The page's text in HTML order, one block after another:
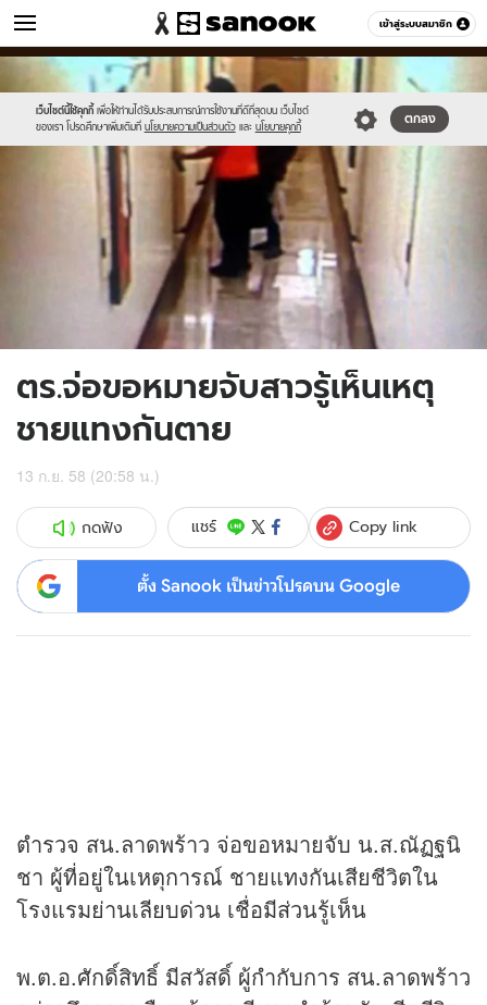
เข้าสู่ระบบสมาชิก
ข่าว หมวดอื่นๆ
เว็บไซต์นี้ใช้คุกกี้ เพื่อให้ท่านได้รับประสบการณ์การใช้งานที่ดีที่สุดบน เว็บไซต์
ของเรา โปรดศึกษาเพิ่มเติมที่ นโยบายความเป็นส่วนตัว และ นโยบายคุกกี้
ตกลง
Sanook
//s.isanook.com/sr/0/images/logo-
new-
sanook.png
600
60
//s.isanook.com/ns/0/ud/372/1864850/645633-
01.jpg
ตร.จ่อขอหมายจับสาวรู้เห็นเหตุ
ชายแทงกันตาย
13 ก.ย. 58 (20:58 น.)
กดฟัง แชร์ Copy link
ตั้ง Sanook เป็นข่าวโปรดบน Google
ตำรวจ สน.ลาดพร้าว จ่อขอหมายจับ น.ส.ณัฏฐนิ
ชา ผู้ที่อยู่ในเหตุการณ์ ชายแทงกันเสียชีวิตใน
โรงแรมย่านเลียบด่วน เชื่อมีส่วนรู้เห็น
พ.ต.อ.ศักดิ์สิทธิ์ มีสวัสดิ์ ผู้กำกับการ สน.ลาดพร้าว